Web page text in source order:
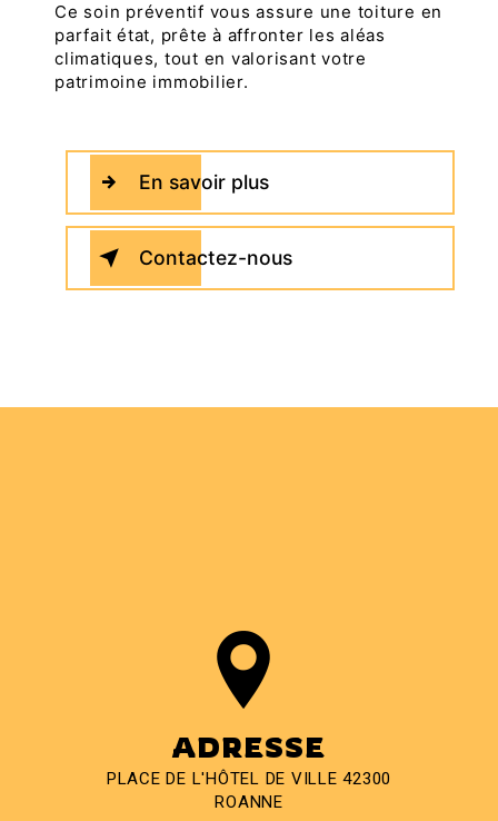
Ce soin préventif vous assure une toiture en
parfait état, prête à affronter les aléas
climatiques, tout en valorisant votre
patrimoine immobilier.
En savoir plus
Contactez-nous
ADRESSE
PLACE DE L'HÔTEL DE VILLE 42300
ROANNE